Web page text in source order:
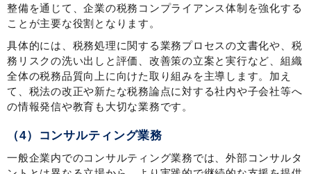
整備を通じて、企業の税務コンプライアンス体制を強化する
ことが主要な役割となります。
具体的には、税務処理に関する業務プロセスの文書化や、税
務リスクの洗い出しと評価、改善策の立案と実行など、組織
全体の税務品質向上に向けた取り組みを主導します。加え
て、税法の改正や新たな税務論点に対する社内や子会社等へ
の情報発信や教育も大切な業務です。
（4）コンサルティング業務
一般企業内でのコンサルティング業務では、外部コンサルタ